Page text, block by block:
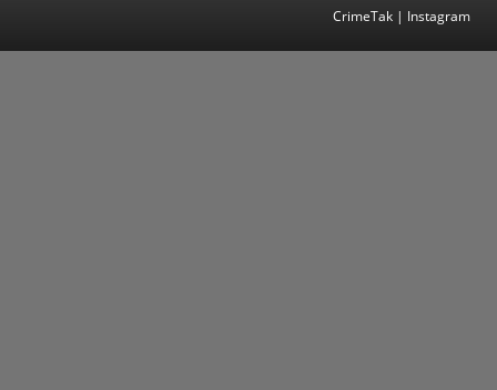
CrimeTak | Instagram